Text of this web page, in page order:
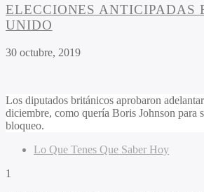
ELECCIONES ANTICIPADAS
UNIDO
30 octubre, 2019
Los diputados británicos aprobaron
diciembre, como quería Boris Johnson para
bloqueo.
Lo Que Tenes Que Saber Hoy
1